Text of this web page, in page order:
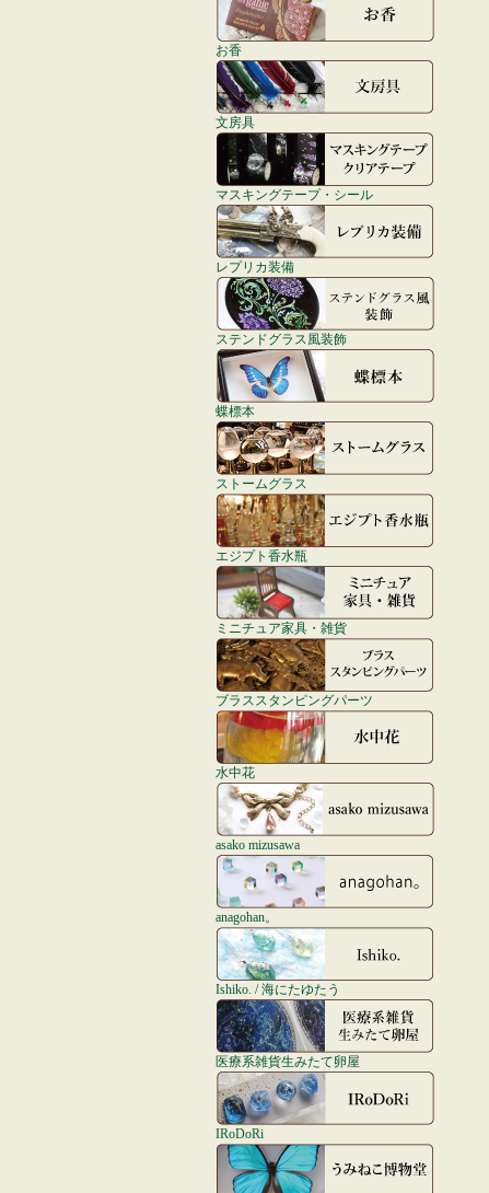
お香
文房具
マスキングテープ・シール
レプリカ装備
ステンドグラス風装飾
蝶標本
ストームグラス
エジプト香水瓶
ミニチュア家具・雑貨
ブラススタンピングパーツ
水中花
asako mizusawa
anagohan。
Ishiko. / 海にたゆたう
医療系雑貨生みたて卵屋
IRoDoRi